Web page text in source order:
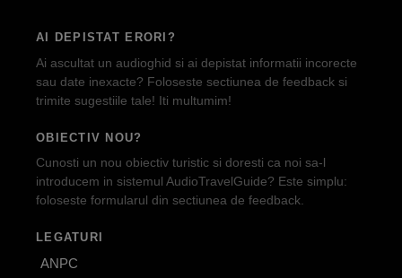
AI DEPISTAT ERORI?
Ai ascultat un audioghid si ai depistat informatii incorecte
sau date inexacte? Foloseste sectiunea de feedback si
trimite sugestiile tale! Iti multumim!
OBIECTIV NOU?
Cunosti un nou obiectiv turistic si doresti ca noi sa-l
introducem in sistemul AudioTravelGuide? Este simplu:
foloseste formularul din sectiunea de feedback.
LEGATURI
ANPC